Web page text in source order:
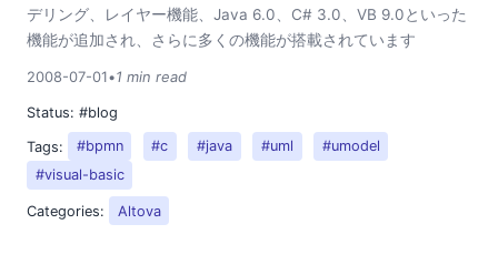
2014
2012
2011
2010
2009
2008
デリング、レイヤー機能、Java 6.0、C# 3.0、VB 9.0といった
機能が追加され、さらに多くの機能が搭載されています
2008-07-01•1 min read
Status: #blog
Tags:
#bpmn #c #java #uml
#umodel
#visual-basic
Categories: Altova